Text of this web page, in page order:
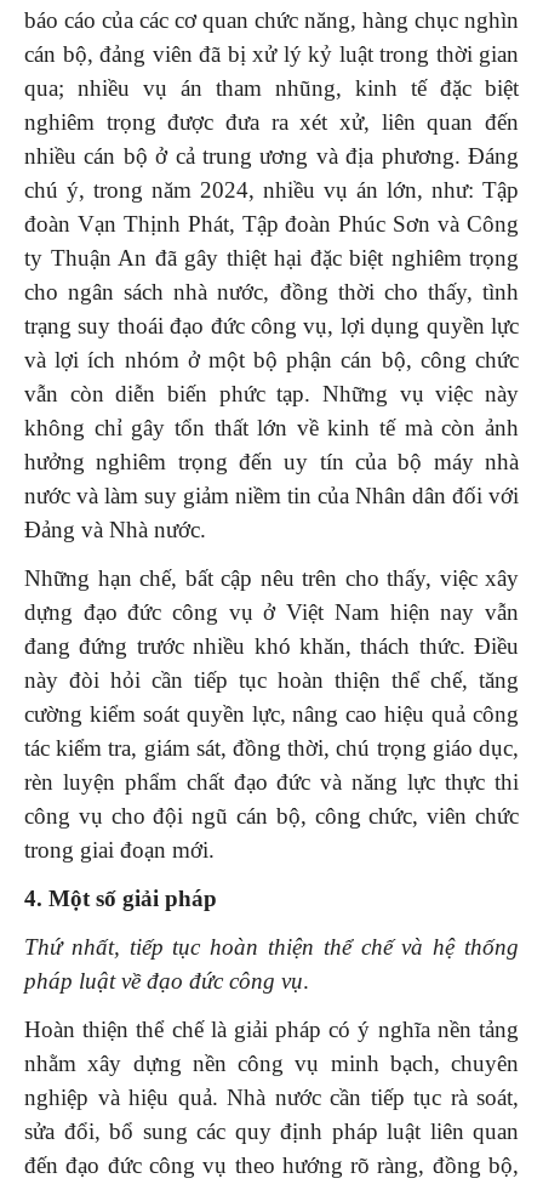
báo cáo của các cơ quan chức năng, hàng chục nghìn
cán bộ, đảng viên đã bị xử lý kỷ luật trong thời gian
qua; nhiều vụ án tham nhũng, kinh tế đặc biệt
nghiêm trọng được đưa ra xét xử, liên quan đến
nhiều cán bộ ở cả trung ương và địa phương. Đáng
chú ý, trong năm 2024, nhiều vụ án lớn, như: Tập
đoàn Vạn Thịnh Phát, Tập đoàn Phúc Sơn và Công
ty Thuận An đã gây thiệt hại đặc biệt nghiêm trọng
cho ngân sách nhà nước, đồng thời cho thấy, tình
trạng suy thoái đạo đức công vụ, lợi dụng quyền lực
và lợi ích nhóm ở một bộ phận cán bộ, công chức
vẫn còn diễn biến phức tạp. Những vụ việc này
không chỉ gây tổn thất lớn về kinh tế mà còn ảnh
hưởng nghiêm trọng đến uy tín của bộ máy nhà
nước và làm suy giảm niềm tin của Nhân dân đối với
Đảng và Nhà nước.
Những hạn chế, bất cập nêu trên cho thấy, việc xây
dựng đạo đức công vụ ở Việt Nam hiện nay vẫn
đang đứng trước nhiều khó khăn, thách thức. Điều
này đòi hỏi cần tiếp tục hoàn thiện thể chế, tăng
cường kiểm soát quyền lực, nâng cao hiệu quả công
tác kiểm tra, giám sát, đồng thời, chú trọng giáo dục,
rèn luyện phẩm chất đạo đức và năng lực thực thi
công vụ cho đội ngũ cán bộ, công chức, viên chức
trong giai đoạn mới.
4. Một số giải pháp
Thứ nhất, tiếp tục hoàn thiện thể chế và hệ thống
pháp luật về đạo đức công vụ.
Hoàn thiện thể chế là giải pháp có ý nghĩa nền tảng
nhằm xây dựng nền công vụ minh bạch, chuyên
nghiệp và hiệu quả. Nhà nước cần tiếp tục rà soát,
sửa đổi, bổ sung các quy định pháp luật liên quan
đến đạo đức công vụ theo hướng rõ ràng, đồng bộ,